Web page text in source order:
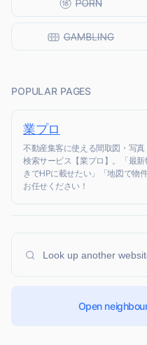
POPULAR PAGES
業プロ
不動産集客に使える間取図・写
検索サービス【業プロ】。「最
きでHPに載せたい」「地図で物
お任せください！
Open